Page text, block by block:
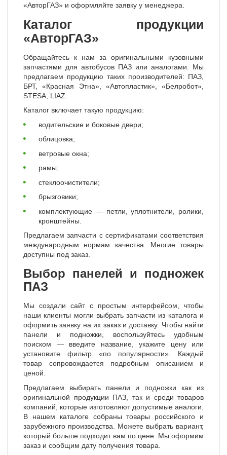
«АвторГАЗ» и оформляйте заявку у менеджера.
Каталог продукции
«АвторГАЗ»
Обращайтесь к нам за оригинальными кузовными
запчастями для автобусов ПАЗ или аналогами. Мы
предлагаем продукцию таких производителей: ПАЗ,
БРТ, «Красная Этна», «Автопластик», «Белробот»,
STESA, LIAZ.
Каталог включает такую продукцию:
водительские и боковые двери;
облицовка;
ветровые окна;
рамы;
стеклоочистители;
брызговики;
комплектующие — петли, уплотнители, ролики,
кронштейны.
Предлагаем запчасти с сертификатами соответствия
международным нормам качества. Многие товары
доступны под заказ.
Выбор панелей и подножек
ПАЗ
Мы создали сайт с простым интерфейсом, чтобы
наши клиенты могли выбрать запчасти из каталога и
оформить заявку на их заказ и доставку. Чтобы найти
панели и подножки, воспользуйтесь удобным
поиском — введите название, укажите цену или
установите фильтр «по популярности». Каждый
товар сопровождается подробным описанием и
ценой.
Предлагаем выбирать панели и подножки как из
оригинальной продукции ПАЗ, так и среди товаров
компаний, которые изготовляют допустимые аналоги.
В нашем каталоге собраны товары российского и
зарубежного производства. Можете выбрать вариант,
который больше подходит вам по цене. Мы оформим
заказ и сообщим дату получения товара.